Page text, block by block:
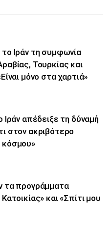
Ιράν τη συμφωνία
Τουρκίας και
μόνο στα χαρτιά»
Ιράν απέδειξε τη δύναμή
στον ακριβότερο
τα προγράμματα
και «Σπίτι μου